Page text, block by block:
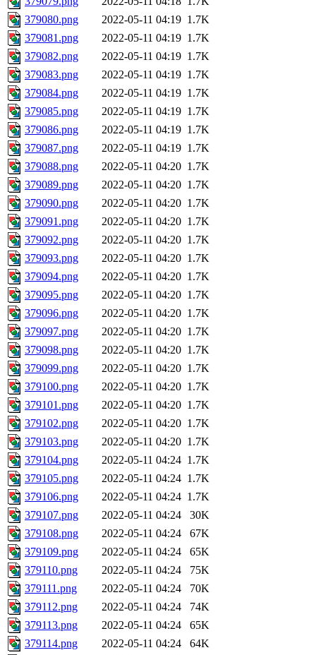
379080.png
2022-05-11 04:19 1.7K
379081.png
2022-05-11 04:19 1.7K
379082.png
2022-05-11 04:19 1.7K
379083.png
2022-05-11 04:19 1.7K
379084.png
2022-05-11 04:19 1.7K
379085.png
2022-05-11 04:19 1.7K
379086.png
2022-05-11 04:19 1.7K
379087.png
2022-05-11 04:19 1.7K
379088.png
2022-05-11 04:20 1.7K
379089.png
2022-05-11 04:20 1.7K
379090.png
2022-05-11 04:20 1.7K
379091.png
2022-05-11 04:20 1.7K
379092.png
2022-05-11 04:20 1.7K
379093.png
2022-05-11 04:20 1.7K
379094.png
2022-05-11 04:20 1.7K
379095.png
2022-05-11 04:20 1.7K
379096.png
2022-05-11 04:20 1.7K
379097.png
2022-05-11 04:20 1.7K
379098.png
2022-05-11 04:20 1.7K
379099.png
2022-05-11 04:20 1.7K
379100.png
2022-05-11 04:20 1.7K
379101.png
2022-05-11 04:20 1.7K
379102.png
2022-05-11 04:20 1.7K
379103.png
2022-05-11 04:20 1.7K
379104.png
2022-05-11 04:24 1.7K
379105.png
2022-05-11 04:24 1.7K
379106.png
2022-05-11 04:24 1.7K
379107.png
2022-05-11 04:24
30K
379108.png
2022-05-11 04:24
67K
379109.png
2022-05-11 04:24
65K
379110.png
2022-05-11 04:24
75K
379111.png
2022-05-11 04:24
70K
379112.png
2022-05-11 04:24
74K
379113.png
2022-05-11 04:24
65K
379114.png
2022-05-11 04:24
64K